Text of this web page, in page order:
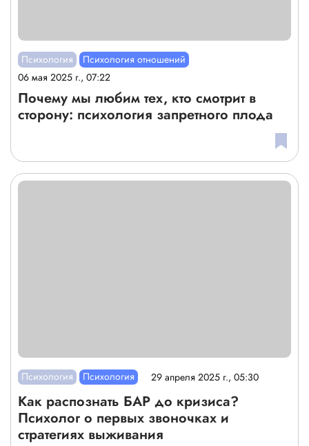
Психология
Психология отношений
06 мая 2025 г., 07:22
Почему мы любим тех, кто смотрит в
сторону: психология запретного плода
Психология Психология 29 апреля 2025 г., 05:30
Как распознать БАР до кризиса?
Психолог о первых звоночках и
стратегиях выживания